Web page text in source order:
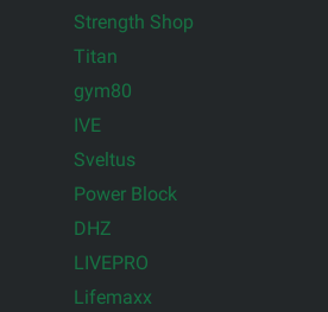
Strength Shop
Titan
gym80
IVE
Sveltus
Power Block
DHZ
LIVEPRO
Lifemaxx